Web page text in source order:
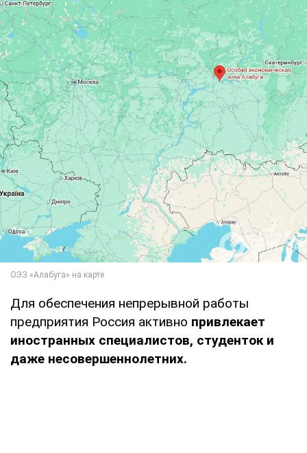
Для обеспечения непрерывной работы
предприятия Россия активно привлекает
иностранных специалистов, студенток и
даже несовершеннолетних.